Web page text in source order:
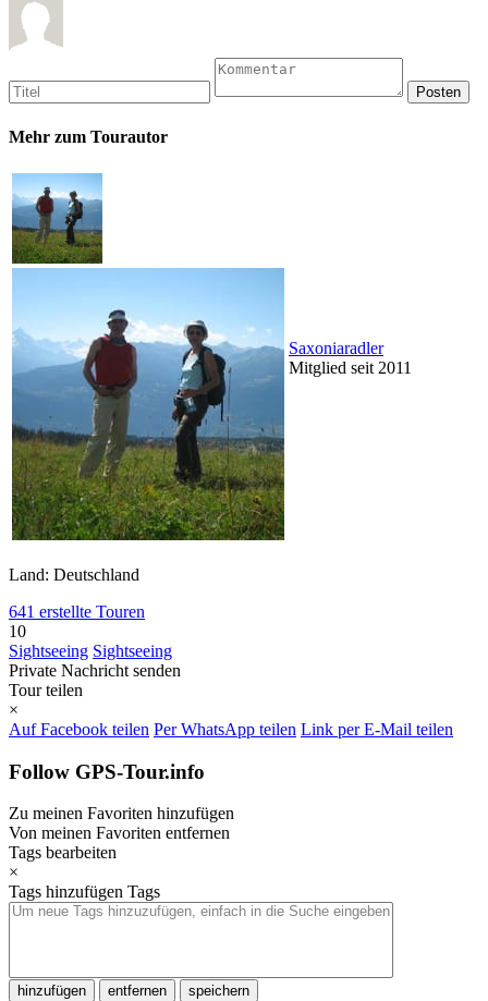
Mehr zum Tourautor
Saxoniaradler
Mitglied seit 2011
Land: Deutschland
641 erstellte Touren
10
Sightseeing Sightseeing
Private Nachricht senden
Tour teilen
×
Auf Facebook teilen Per WhatsApp teilen Link per E-Mail teilen
Follow GPS-Tour.info
Zu meinen Favoriten hinzufügen
Von meinen Favoriten entfernen
Tags bearbeiten
×
Tags hinzufügen Tags
hinzufügen entfernen speichern